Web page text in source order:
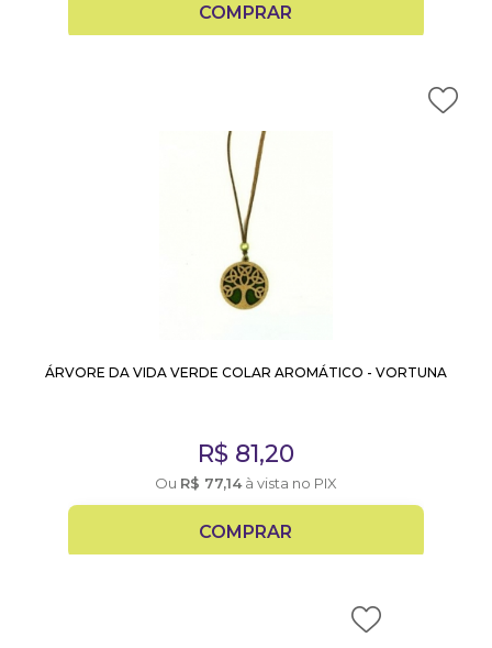
COMPRAR
ÁRVORE DA VIDA VERDE COLAR AROMÁTICO - VORTUNA
R$ 81,20
Ou R$ 77,14à vista no PIX
COMPRAR